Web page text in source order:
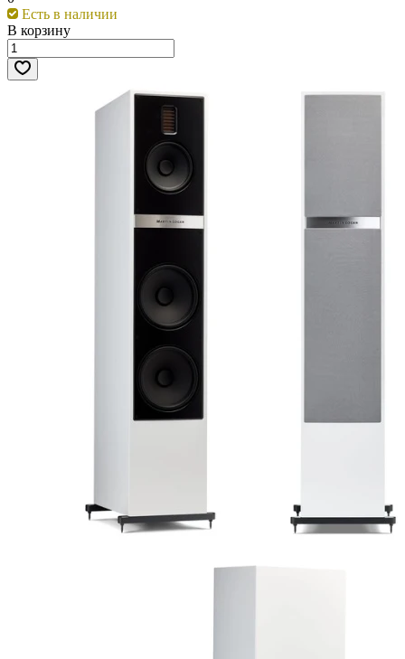
Есть в наличии
В корзину